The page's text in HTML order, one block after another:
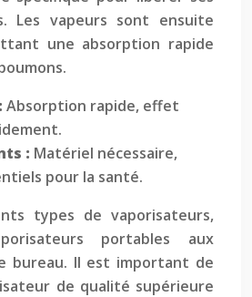
Les vapeurs sont ensuite
une absorption rapide
Absorption rapide, effet
: Matériel nécessaire,
pour la santé.
types de vaporisateurs,
portables aux
bureau. Il est important de
de qualité supérieure